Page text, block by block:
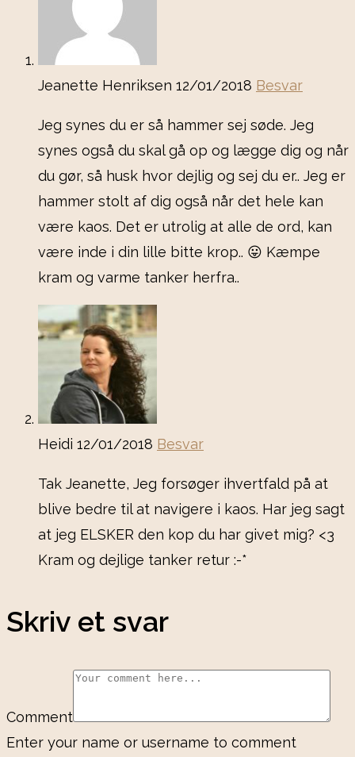
Jeanette Henriksen 12/01/2018 Besvar
Jeg synes du er så hammer sej søde. Jeg
synes også du skal gå op og lægge dig og når
du gør, så husk hvor dejlig og sej du er.. Jeg er
hammer stolt af dig også når det hele kan
være kaos. Det er utrolig at alle de ord, kan
være inde i din lille bitte krop.. 😛 Kæmpe
kram og varme tanker herfra..
Heidi 12/01/2018 Besvar
Tak Jeanette, Jeg forsøger ihvertfald på at
blive bedre til at navigere i kaos. Har jeg sagt
at jeg ELSKER den kop du har givet mig? <3
Kram og dejlige tanker retur :-*
Skriv et svar
Comment
Enter your name or username to comment